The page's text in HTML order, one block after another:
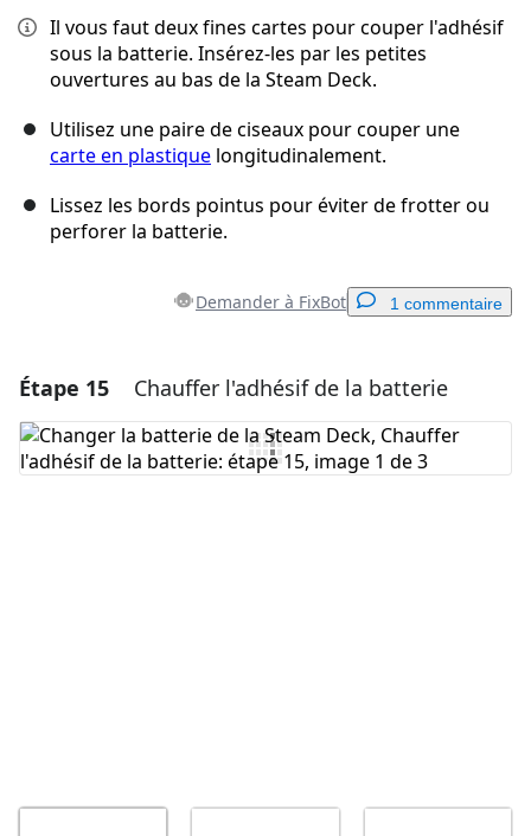
Il vous faut deux fines cartes pour couper l'adhésif
sous la batterie. Insérez-les par les petites
ouvertures au bas de la Steam Deck.
Utilisez une paire de ciseaux pour couper une
carte en plastique longitudinalement.
Lissez les bords pointus pour éviter de frotter ou
perforer la batterie.
Demander à FixBot 1 commentaire
Ajouter un commentaire
Ajouter un commentaire
Étape 15 Chauffer l'adhésif de la batterie